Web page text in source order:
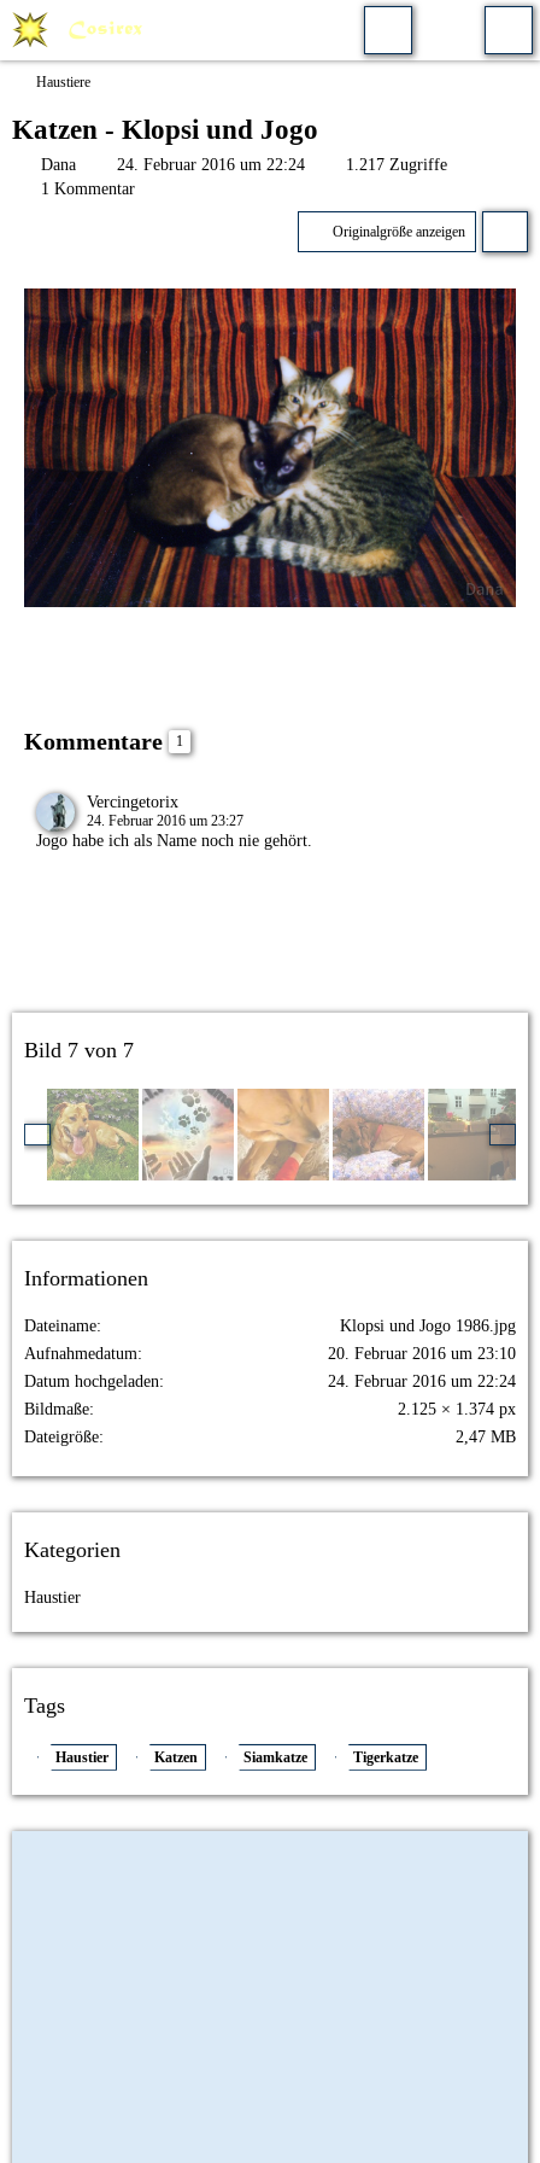
Haustiere
Katzen - Klopsi und Jogo
Dana 24. Februar 2016 um 22:24
1.217 Zugriffe
1 Kommentar
Originalgröße anzeigen
Kommentare 1
Vercingetorix
24. Februar 2016 um 23:27
Jogo habe ich als Name noch nie gehört.
Bild 7 von 7
Informationen
Dateiname
Klopsi und Jogo 1986.jpg
Aufnahmedatum
20. Februar 2016 um 23:10
Datum hochgeladen
24. Februar 2016 um 22:24
Bildmaße
2.125 × 1.374 px
Dateigröße
2,47 MB
Kategorien
Haustier
Tags
Haustier Katzen Siamkatze Tigerkatze